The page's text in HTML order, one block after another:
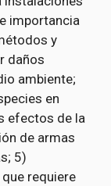
importancia
y
daños
ambiente;
en
efectos de la
de armas
5)
requiere